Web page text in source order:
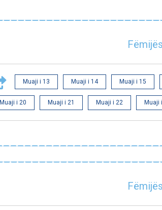
Muaji i 13 Muaji i 14 Muaji i 15
Muaji i 20 Muaji i 21 Muaji i 22 Muaji